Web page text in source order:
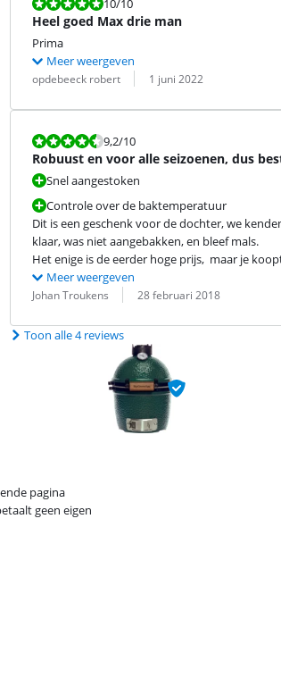
10/10
Heel goed Max drie man
Prima
Meer weergeven
Beoordeling door:
opdebeeck robert
Datum: 1 juni 2022
Beoordeling is 9,2 van de 10.
9,2/10
Robuust en voor alle seizoenen, dus
Snel aangestoken
Controle over de baktemperatuur
Dit is een geschenk voor de dochter, we
klaar, was niet aangebakken, en bleef mals.
Het enige is de eerder hoge prijs,  maar je
Meer weergeven
Beoordeling door:
Johan Troukens
Datum: 28 februari 2018
Toon alle 4 reviews
pagina
geen eigen